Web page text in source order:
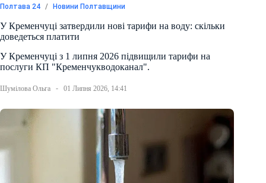
Полтава 24 / Новини Полтавщини
У Кременчуці затвердили нові тарифи на воду: скільки
доведеться платити
У Кременчуці з 1 липня 2026 підвищили тарифи на
послуги КП "Кременчукводоканал".
Шумілова Ольга 01 Липня 2026, 14:41